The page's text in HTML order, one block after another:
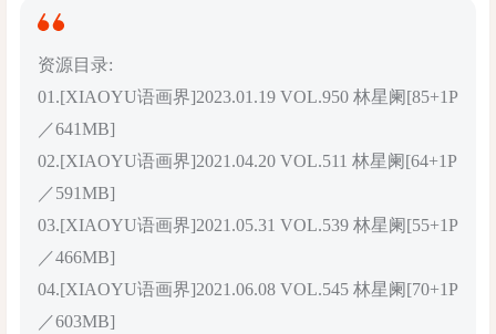
资源目录:
01.[XIAOYU语画界]2023.01.19 VOL.950 林星阑[85+1P
／641MB]
02.[XIAOYU语画界]2021.04.20 VOL.511 林星阑[64+1P
／591MB]
03.[XIAOYU语画界]2021.05.31 VOL.539 林星阑[55+1P
／466MB]
04.[XIAOYU语画界]2021.06.08 VOL.545 林星阑[70+1P
／603MB]